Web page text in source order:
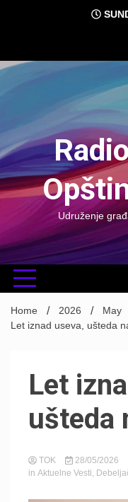
Udruženje
Home 2026 May
Let iznad useva, ušteda
Let
ušteda
TOK
28/05/2026
in Aktuelne Vesti,